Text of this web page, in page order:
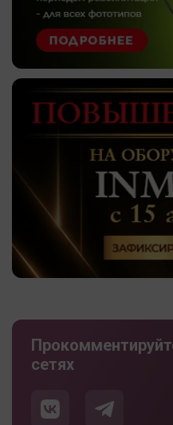
сетях